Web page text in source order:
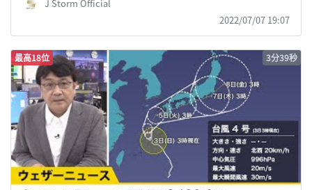
J Storm Official
2022/07/07 19:07
最高18位 3分39秒